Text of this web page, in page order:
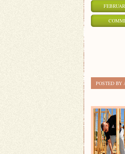
POSTED BY